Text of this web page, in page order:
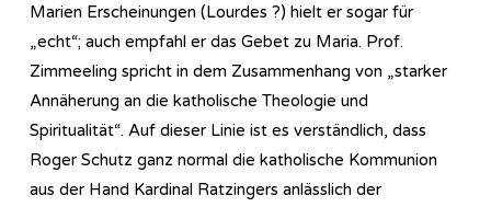
Marien Erscheinungen (Lourdes ?) hielt er sogar für
„echt“; auch empfahl er das Gebet zu Maria. Prof.
Zimmeeling spricht in dem Zusammenhang von „starker
Annäherung an die katholische Theologie und
Spiritualität“. Auf dieser Linie ist es verständlich, dass
Roger Schutz ganz normal die katholische Kommunion
aus der Hand Kardinal Ratzingers anlässlich der